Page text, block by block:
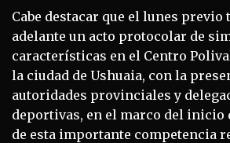
Cabe destacar que el lunes previo
adelante un acto protocolar de
características en el Centro
la ciudad de Ushuaia, con la
autoridades provinciales y
deportivas, en el marco del inicio
de esta importante competencia